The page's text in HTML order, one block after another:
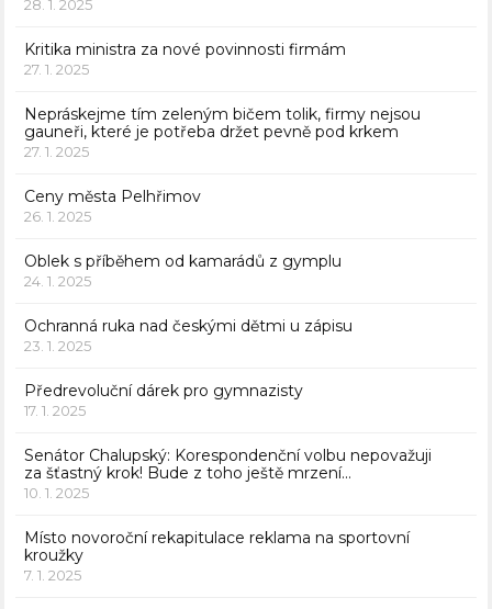
28. 1. 2025
Kritika ministra za nové povinnosti firmám
27. 1. 2025
Nepráskejme tím zeleným bičem tolik, firmy nejsou
gauneři, které je potřeba držet pevně pod krkem
27. 1. 2025
Ceny města Pelhřimov
26. 1. 2025
Oblek s příběhem od kamarádů z gymplu
24. 1. 2025
Ochranná ruka nad českými dětmi u zápisu
23. 1. 2025
Předrevoluční dárek pro gymnazisty
17. 1. 2025
Senátor Chalupský: Korespondenční volbu nepovažuji
za šťastný krok! Bude z toho ještě mrzení…
10. 1. 2025
Místo novoroční rekapitulace reklama na sportovní
kroužky
7. 1. 2025